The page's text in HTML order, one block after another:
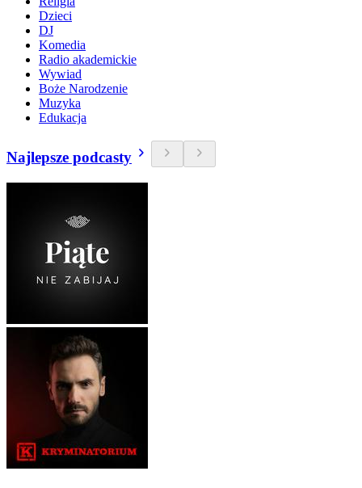
Dzieci
DJ
Komedia
Radio akademickie
Wywiad
Boże Narodzenie
Muzyka
Edukacja
Najlepsze podcasty